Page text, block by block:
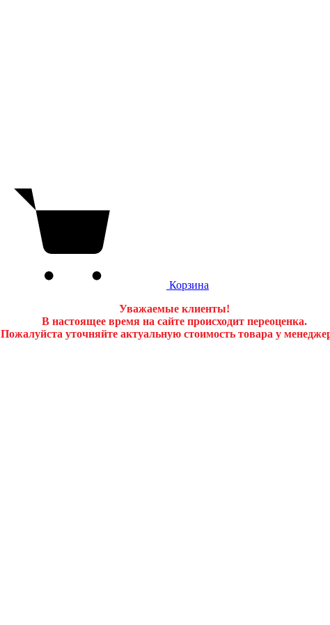
Корзина
Уважаемые клиенты!
В настоящее время на сайте происходит переоценка.
Пожалуйста уточняйте актуальную стоимость товара у